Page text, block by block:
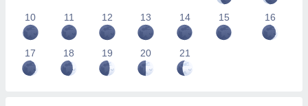
10 11 12 13 14 15 16
17 18 19 20 21